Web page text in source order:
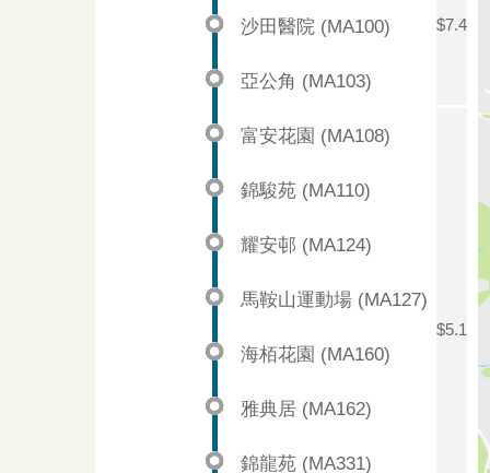
$7.4
沙田醫院 (MA100)
亞公角 (MA103)
富安花園 (MA108)
$5.1
錦駿苑 (MA110)
耀安邨 (MA124)
馬鞍山運動場 (MA127)
海栢花園 (MA160)
雅典居 (MA162)
錦龍苑 (MA331)